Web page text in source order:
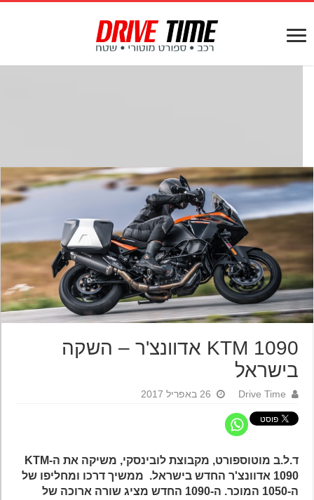
KTM 1090 אדוונצ'ר – השקה
בישראל
Drive Time 26 באפריל 2017
ד.ל.ב מוטוספורט, מקבוצת לובינסקי, משיקה את ה-KTM
1090 אדוונצ'ר החדש בישראל. ממשיך דרכו ומחליפו של
ה-1050 המוכר. ה-1090 החדש מציג שורה ארוכה של